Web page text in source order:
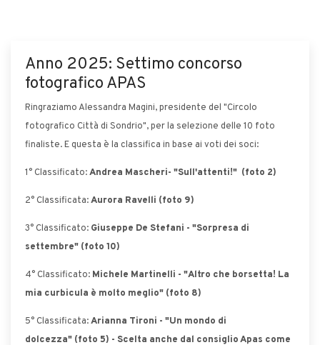
Anno 2025: Settimo concorso
fotografico APAS
Ringraziamo Alessandra Magini, presidente del "Circolo
fotografico Città di Sondrio", per la selezione delle 10 foto
finaliste. E questa è la classifica in base ai voti dei soci:
1° Classificato:Andrea Mascheri- "Sull'attenti!" (foto 2)
2° Classificata:Aurora Ravelli (foto 9)
3° Classificato: Giuseppe De Stefani - "Sorpresa di
settembre" (foto 10)
4° Classificato: Michele Martinelli - "Altro che borsetta! La
mia curbicula è molto meglio" (foto 8)
5° Classificata:Arianna Tironi - "Un mondo di
dolcezza" (foto 5) - Scelta anche dal consiglio Apas come